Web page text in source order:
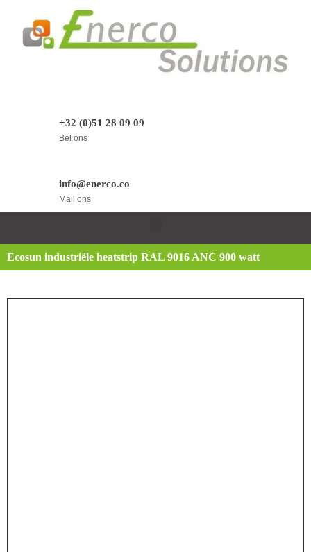
+32 (0)51 28 09 09
Bel ons
info@enerco.co
Mail ons
Ecosun industriële heatstrip RAL 9016 ANC 900 watt